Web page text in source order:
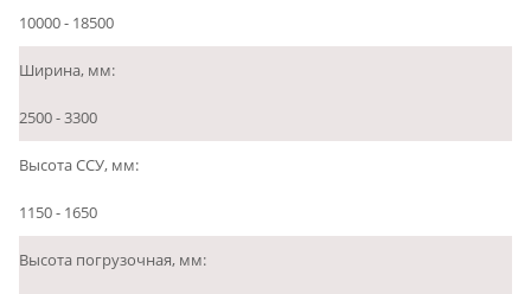
10000 - 18500
Ширина, мм:
2500 - 3300
Высота ССУ, мм:
1150 - 1650
Высота погрузочная, мм: